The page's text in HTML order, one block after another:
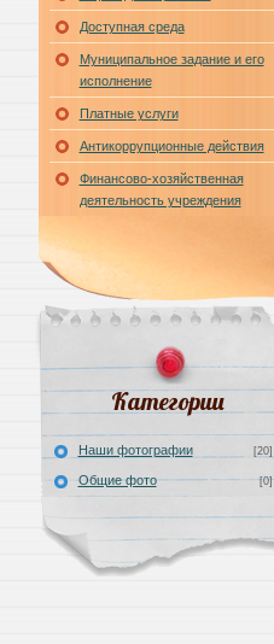
Доступная среда
Муниципальное задание и его
исполнение
Платные услуги
Антикоррупционные действия
Финансово-хозяйственная
деятельность учреждения
Категории
Наши фотографии [20]
Общие фото [0]